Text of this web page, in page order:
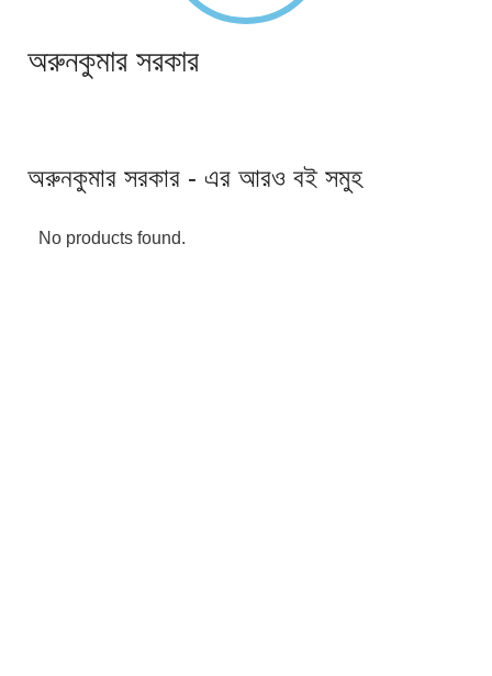
অরুনকুমার সরকার
অরুনকুমার সরকার - এর আরও বই সমুহ
No products found.